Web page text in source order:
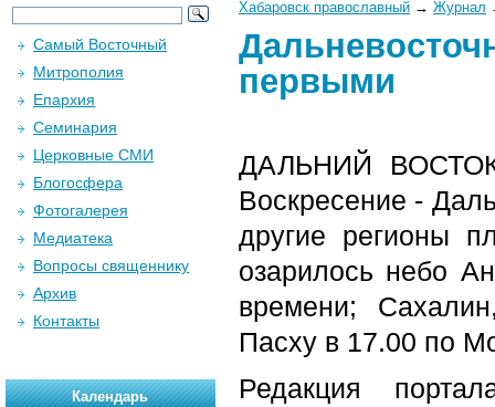
Хабаровск православный → Журнал
первыми
ДАЛЬНИЙ ВОСТОК.
Воскресение -
другие регионы
озарилось небо
времени;
Пасху в 17.00 по
Редакция
Самый Восточный
Митрополия
Епархия
Семинария
Церковные СМИ
Блогосфера
Фотогалерея
Медиатека
Вопросы священнику
Архив
Контакты
Календарь